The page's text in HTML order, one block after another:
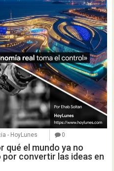
- HoyLunes 0
qué el mundo ya no
convertir las ideas en